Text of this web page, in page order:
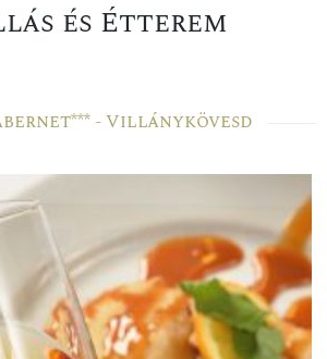
és Étterem
- Villánykövesd